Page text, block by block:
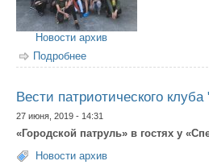
Новости архив
Подробнее
Вести патриотического
27 июня, 2019 - 14:31
«Городской патруль» в гостях у
Новости архив